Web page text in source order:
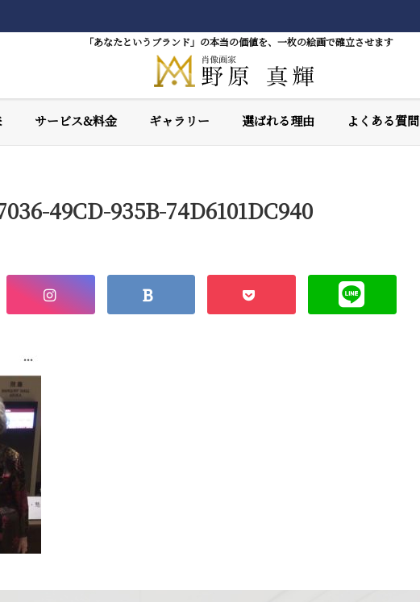
「あなたというブランド」の本当の価値を、一枚の絵画で確立させます
サービス&料金 ギャラリー 選ばれる理由 よくある質問
49CD-935B-74D6101DC940